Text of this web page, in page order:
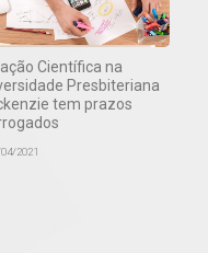
Científica na
Presbiteriana
tem prazos
2021